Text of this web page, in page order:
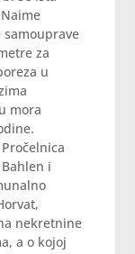
za
u
mora
i
nekretnine
a o kojoj